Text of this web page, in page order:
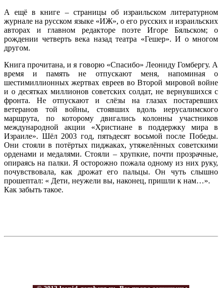
А ещё в книге – страницы об израильском литературном
журнале на русском языке «ИЖ», о его русских и израильских
авторах и главном редакторе поэте Игоре Бяльском; о
рождении четверть века назад театра «Гешер». И о многом
другом.
Книга прочитана, и я говорю «Спасибо» Леониду Гомбергу. А
время и память не отпускают меня, напоминая о
шестимиллионных жертвах евреев во Второй мировой войне
и о десятках миллионов советских солдат, не вернувшихся с
фронта. Не отпускают и слёзы на глазах постаревших
ветеранов той войны, стоявших вдоль иерусалимского
маршрута, по которому двигались колонны участников
международной акции «Христиане в поддержку мира в
Израиле». Шёл 2003 год, пятьдесят восьмой после Победы.
Они стояли в потёртых пиджаках, утяжелённых советскими
орденами и медалями. Стояли – хрупкие, почти прозрачные,
опираясь на палки. Я осторожно пожала одному из них руку,
почувствовала, как дрожат его пальцы. Он чуть слышно
прошептал: « Дети, неужели вы, наконец, пришли к нам…».
Как забыть такое.